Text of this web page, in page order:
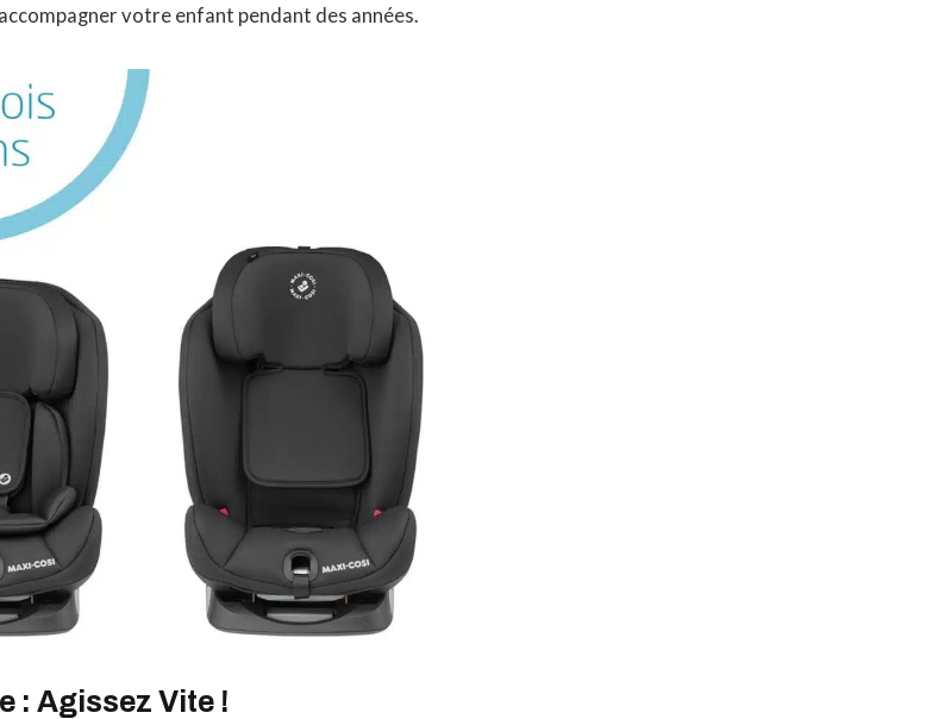
votre enfant pendant des années.
: Agissez Vite !